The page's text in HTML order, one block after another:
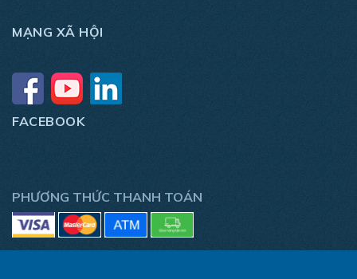
MẠNG XÃ HỘI
FACEBOOK
PHƯƠNG THỨC THANH TOÁN